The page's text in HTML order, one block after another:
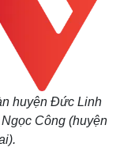
huyện Đức Linh
Công (huyện